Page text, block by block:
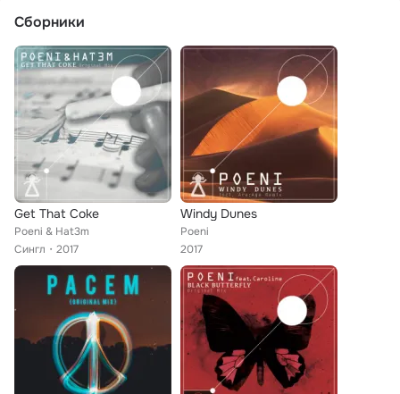
Сборники
Get That Coke
Poeni & Hat3m
Сингл
2017
Windy Dunes
Poeni
2017